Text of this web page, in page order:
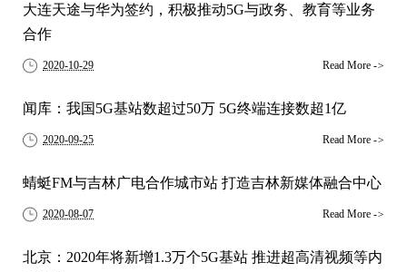
大连天途与华为签约，积极推动5G与政务、教育等业务
合作
2020-10-29 Read More ->
闻库：我国5G基站数超过50万 5G终端连接数超1亿
2020-09-25 Read More ->
蜻蜓FM与吉林广电合作城市站 打造吉林新媒体融合中心
2020-08-07 Read More ->
北京：2020年将新增1.3万个5G基站 推进超高清视频等内